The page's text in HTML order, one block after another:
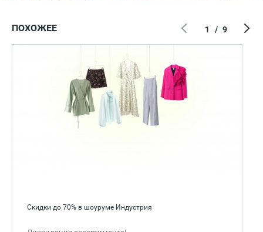
ПОХОЖЕЕ
Скидки до 70% в шоуруме Индустрия
1 / 9